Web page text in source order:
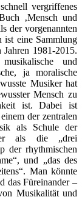
vergriffenes
‚Mensch und
der vorgenannten
ist eine Sammlung
1981-2015.
und
ja moralische
Musiker hat
Mensch zu
ist. Dabei ist
der zentralen
als Schule der
er als die „drei
der rhythmischen
und „das des
Man könnte
das Füreinander –
Musikalität und